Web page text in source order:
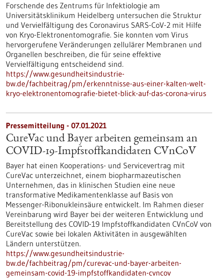
Forschende des Zentrums für Infektiologie am
Universitätsklinikum Heidelberg untersuchen die Struktur
und Vervielfältigung des Coronavirus SARS-CoV-2 mit Hilfe
von Kryo-Elektronentomografie. Sie konnten vom Virus
hervorgerufene Veränderungen zellulärer Membranen und
Organellen beschreiben, die für seine effektive
Vervielfältigung entscheidend sind.
https://www.gesundheitsindustrie-
bw.de/fachbeitrag/pm/erkenntnisse-aus-einer-kalten-welt-
kryo-elektronentomografie-bietet-blick-auf-das-corona-virus
Pressemitteilung - 07.01.2021
CureVac und Bayer arbeiten gemeinsam an
COVID-19-Impfstoffkandidaten CVnCoV
Bayer hat einen Kooperations- und Servicevertrag mit
CureVac unterzeichnet, einem biopharmazeutischen
Unternehmen, das in klinischen Studien eine neue
transformative Medikamentenklasse auf Basis von
Messenger-Ribonukleinsäure entwickelt. Im Rahmen dieser
Vereinbarung wird Bayer bei der weiteren Entwicklung und
Bereitstellung des COVID-19 Impfstoffkandidaten CVnCoV von
CureVac sowie bei lokalen Aktivitäten in ausgewählten
Ländern unterstützen.
https://www.gesundheitsindustrie-
bw.de/fachbeitrag/pm/curevac-und-bayer-arbeiten-
gemeinsam-covid-19-impfstoffkandidaten-cvncov